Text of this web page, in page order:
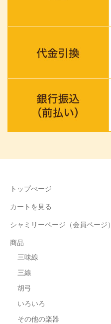
トップぺージ
カートを見る
シャミリーページ（会員ページ）
商品
三味線
三線
胡弓
いろいろ
その他の楽器